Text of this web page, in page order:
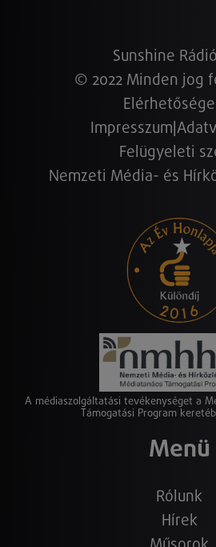
Sunshine
© 2022 Minden jog
Impresszum
Felügyeleti
Nemzeti Média- és
A médiaszolgáltatási tevékenységet a
Támogatási Program
Menü
Rólunk
Hírek